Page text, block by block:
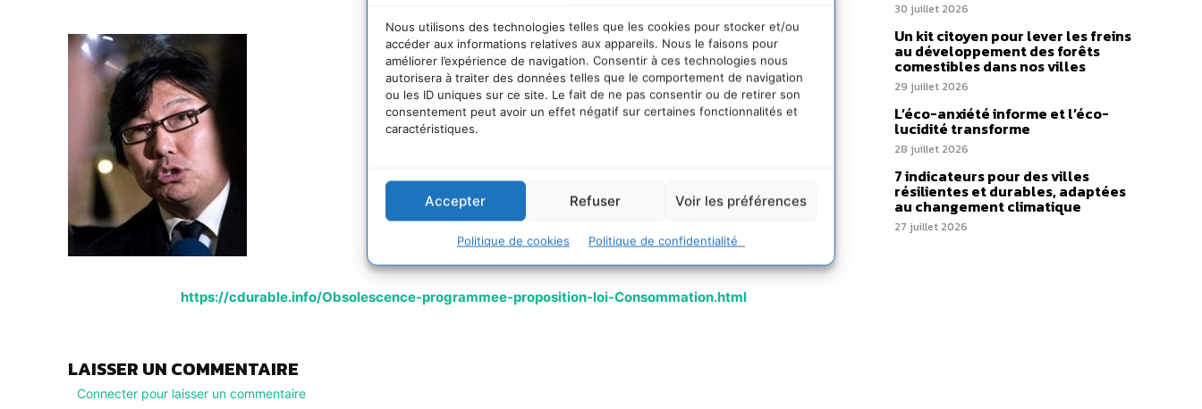
Nous utilisons des technologies telles que les cookies pour stocker et/ou
accéder aux informations relatives aux appareils. Nous le faisons pour
améliorer l’expérience de navigation. Consentir à ces technologies nous
autorisera à traiter des données telles que le comportement de navigation
ou les ID uniques sur ce site. Le fait de ne pas consentir ou de retirer son
consentement peut avoir un effet négatif sur certaines fonctionnalités et
caractéristiques.
Accepter Refuser Voir les préférences
Politique de cookies Politique de confidentialité
https://cdurable.info/Obsolescence-programmee-proposition-loi-Consommation.html
LAISSER UN COMMENTAIRE
Connecter pour laisser un commentaire
30 juillet 2026
Un kit citoyen pour lever les freins
au développement des forêts
comestibles dans nos villes
29 juillet 2026
L’éco-anxiété informe et l’éco-
lucidité transforme
28 juillet 2026
7 indicateurs pour des villes
résilientes et durables, adaptées
au changement climatique
27 juillet 2026